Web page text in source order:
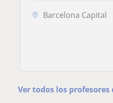
Barcelona Capital
Ver todos los